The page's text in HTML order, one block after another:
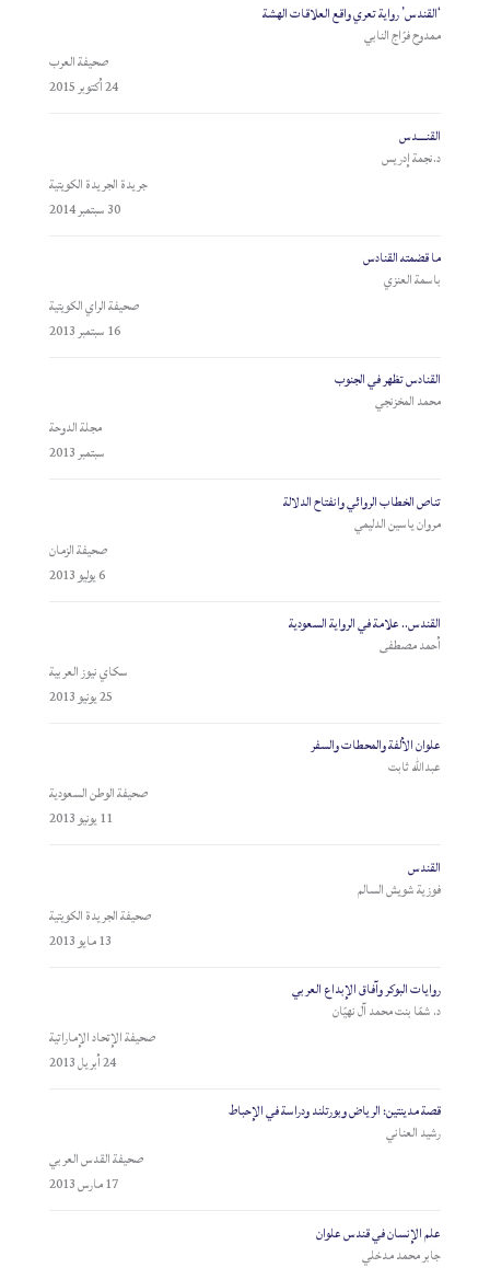
‘القندس’ رواية تعري واقع العلاقات الهشة
ممدوح فرّاج النابي
صحيفة العرب
24 أكتوبر 2015
القنــــدس
د.نجمة إدريس
جريدة الجريدة الكويتية
30 سبتمبر 2014
ما قضمته القنادس
باسمة العنزي
صحيفة الراي الكويتية
16 سبتمبر 2013
القنادس تظهر في الجنوب
محمد المخزنجي
مجلة الدوحة
سبتمبر 2013
تناص الخطاب الروائي وانفتاح الدلالة
مروان ياسين الدليمي
صحيفة الزمان
6 يوليو 2013
القندس.. علامة في الرواية السعودية
أحمد مصطفى
سكاي نيوز العربية
25 يونيو 2013
علوان الألفة والمحطات والسفر
عبدالله ثابت
صحيفة الوطن السعودية
11 يونيو 2013
القندس
فوزية شويش السالم
صحيفة الجريدة الكويتية
13 مايو 2013
روايات البوكر وآفاق الإبداع العربي
د. شمّا بنت محمد آل نهيّان
صحيفة الإتحاد الإماراتية
24 أبريل 2013
قصة مدينتين: الرياض وبورتلند ودراسة في الإحباط
رشيد العناني
صحيفة القدس العربي
17 مارس 2013
علم الإنسان في قندس علوان
جابر محمد مدخلي